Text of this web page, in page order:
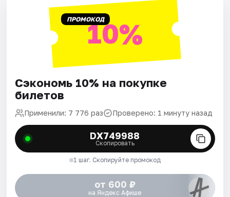
ПРОМОКОД10%
Сэкономь 10% на покупке
билетов
Применили: 7 776 раз Проверено: 1 минуту назад
DX749988
Скопировать
1 шаг. Скопируйте промокод
от 600 ₽
на Яндекс Афише